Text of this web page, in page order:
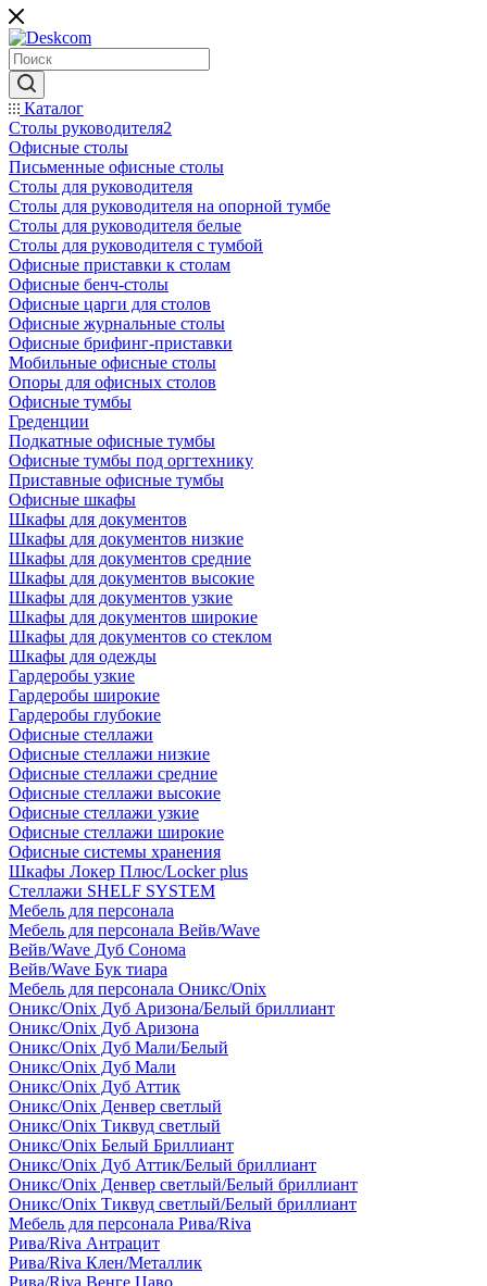
Каталог
Столы руководителя2
Офисные столы
Письменные офисные столы
Столы для руководителя
Столы для руководителя на опорной тумбе
Столы для руководителя белые
Столы для руководителя с тумбой
Офисные приставки к столам
Офисные бенч-столы
Офисные царги для столов
Офисные журнальные столы
Офисные брифинг-приставки
Мобильные офисные столы
Опоры для офисных столов
Офисные тумбы
Греденции
Подкатные офисные тумбы
Офисные тумбы под оргтехнику
Приставные офисные тумбы
Офисные шкафы
Шкафы для документов
Шкафы для документов низкие
Шкафы для документов средние
Шкафы для документов высокие
Шкафы для документов узкие
Шкафы для документов широкие
Шкафы для документов со стеклом
Шкафы для одежды
Гардеробы узкие
Гардеробы широкие
Гардеробы глубокие
Офисные стеллажи
Офисные стеллажи низкие
Офисные стеллажи средние
Офисные стеллажи высокие
Офисные стеллажи узкие
Офисные стеллажи широкие
Офисные системы хранения
Шкафы Локер Плюс/Locker plus
Стеллажи SHELF SYSTEM
Мебель для персонала
Мебель для персонала Вейв/Wave
Вейв/Wave Дуб Сонома
Вейв/Wave Бук тиара
Мебель для персонала Оникс/Onix
Оникс/Onix Дуб Аризона/Белый бриллиант
Оникс/Onix Дуб Аризона
Оникс/Onix Дуб Мали/Белый
Оникс/Onix Дуб Мали
Оникс/Onix Дуб Аттик
Оникс/Onix Денвер светлый
Оникс/Onix Тиквуд светлый
Оникс/Onix Белый Бриллиант
Оникс/Onix Дуб Аттик/Белый бриллиант
Оникс/Onix Денвер светлый/Белый бриллиант
Оникс/Onix Тиквуд светлый/Белый бриллиант
Мебель для персонала Рива/Riva
Рива/Riva Антрацит
Рива/Riva Клен/Металлик
Рива/Riva Венге Цаво